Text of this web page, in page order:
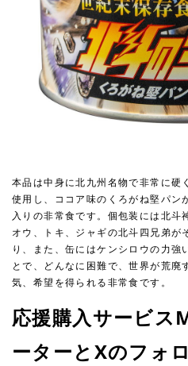
本品は中⾝に北九州名物で⾮常に硬
使⽤し、ココア味のくろがね堅パン
⼊りの⾮常⾷です。個包装には北⽃
オウ、トキ、ジャギの北⽃四兄弟が
り、また、⽸にはケンシロウの⼒強
とで、どんなに困難で、世界が荒廃
気、希望を得られる⾮常⾷です。
応援購⼊サービ
ーターとXのフォ